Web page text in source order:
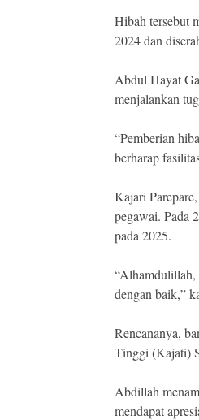
Hibah tersebut
2024 dan
Abdul Hayat
menjalankan
“Pemberian
berharap
Kajari
pegawai. Pada
pada 2025.
“Alhamdulillah,
dengan baik,”
Rencananya,
Tinggi (Kajati)
Abdillah
mendapat